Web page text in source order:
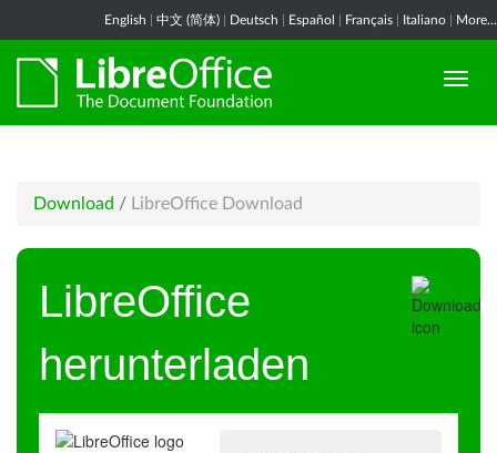
English 中文 (简体) Deutsch Español Français Italiano More...
Download / LibreOffice Download
LibreOffice
herunterladen